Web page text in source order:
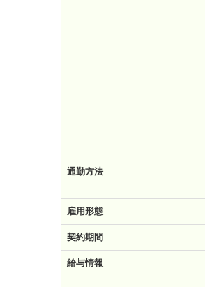
通勤方法
雇用形態
契約期間
給与情報